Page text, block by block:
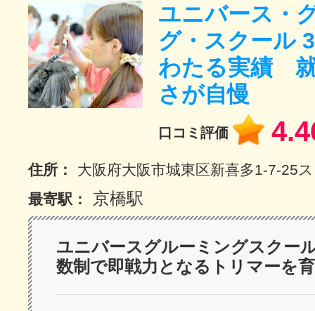
掲載のお問
サイトマッ
ユニバース・
グ・スクール
わたる実績
さが自慢
口コミ評価
住所：
大阪府大阪市城東区新喜多1-7-25
最寄駅：
京橋駅
ユニバースグルーミングスクー
数制で即戦力となるトリマーを